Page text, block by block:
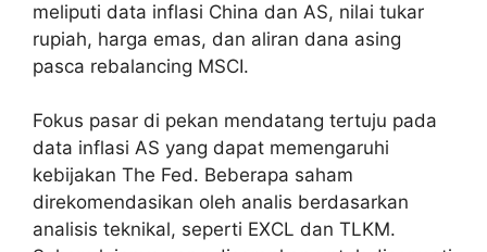
meliputi data inflasi China dan AS, nilai tukar
rupiah, harga emas, dan aliran dana asing
pasca rebalancing MSCI.
Fokus pasar di pekan mendatang tertuju pada
data inflasi AS yang dapat memengaruhi
kebijakan The Fed. Beberapa saham
direkomendasikan oleh analis berdasarkan
analisis teknikal, seperti EXCL dan TLKM.